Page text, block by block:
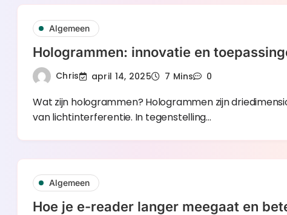
Algemeen
Hologrammen: innovatie en
Chris april 14, 2025 7 Mins 0
Wat zijn hologrammen? Hologrammen zijn
van lichtinterferentie. In tegenstelling…
Algemeen
Hoe je e-reader langer meegaat en